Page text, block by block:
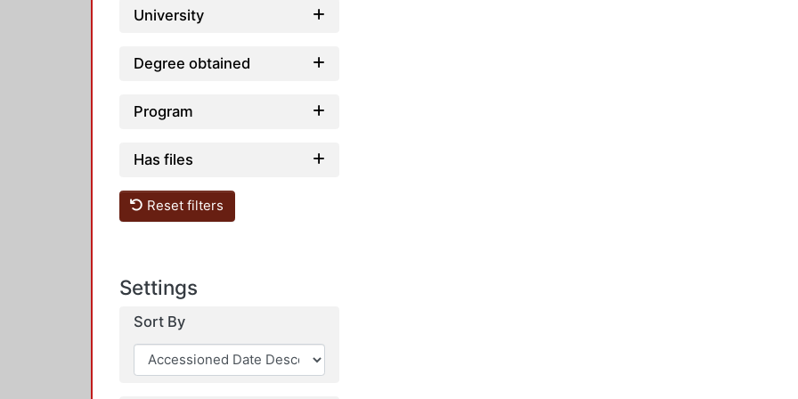
University
Degree obtained
Program
Has files
Reset filters
Settings
Sort By